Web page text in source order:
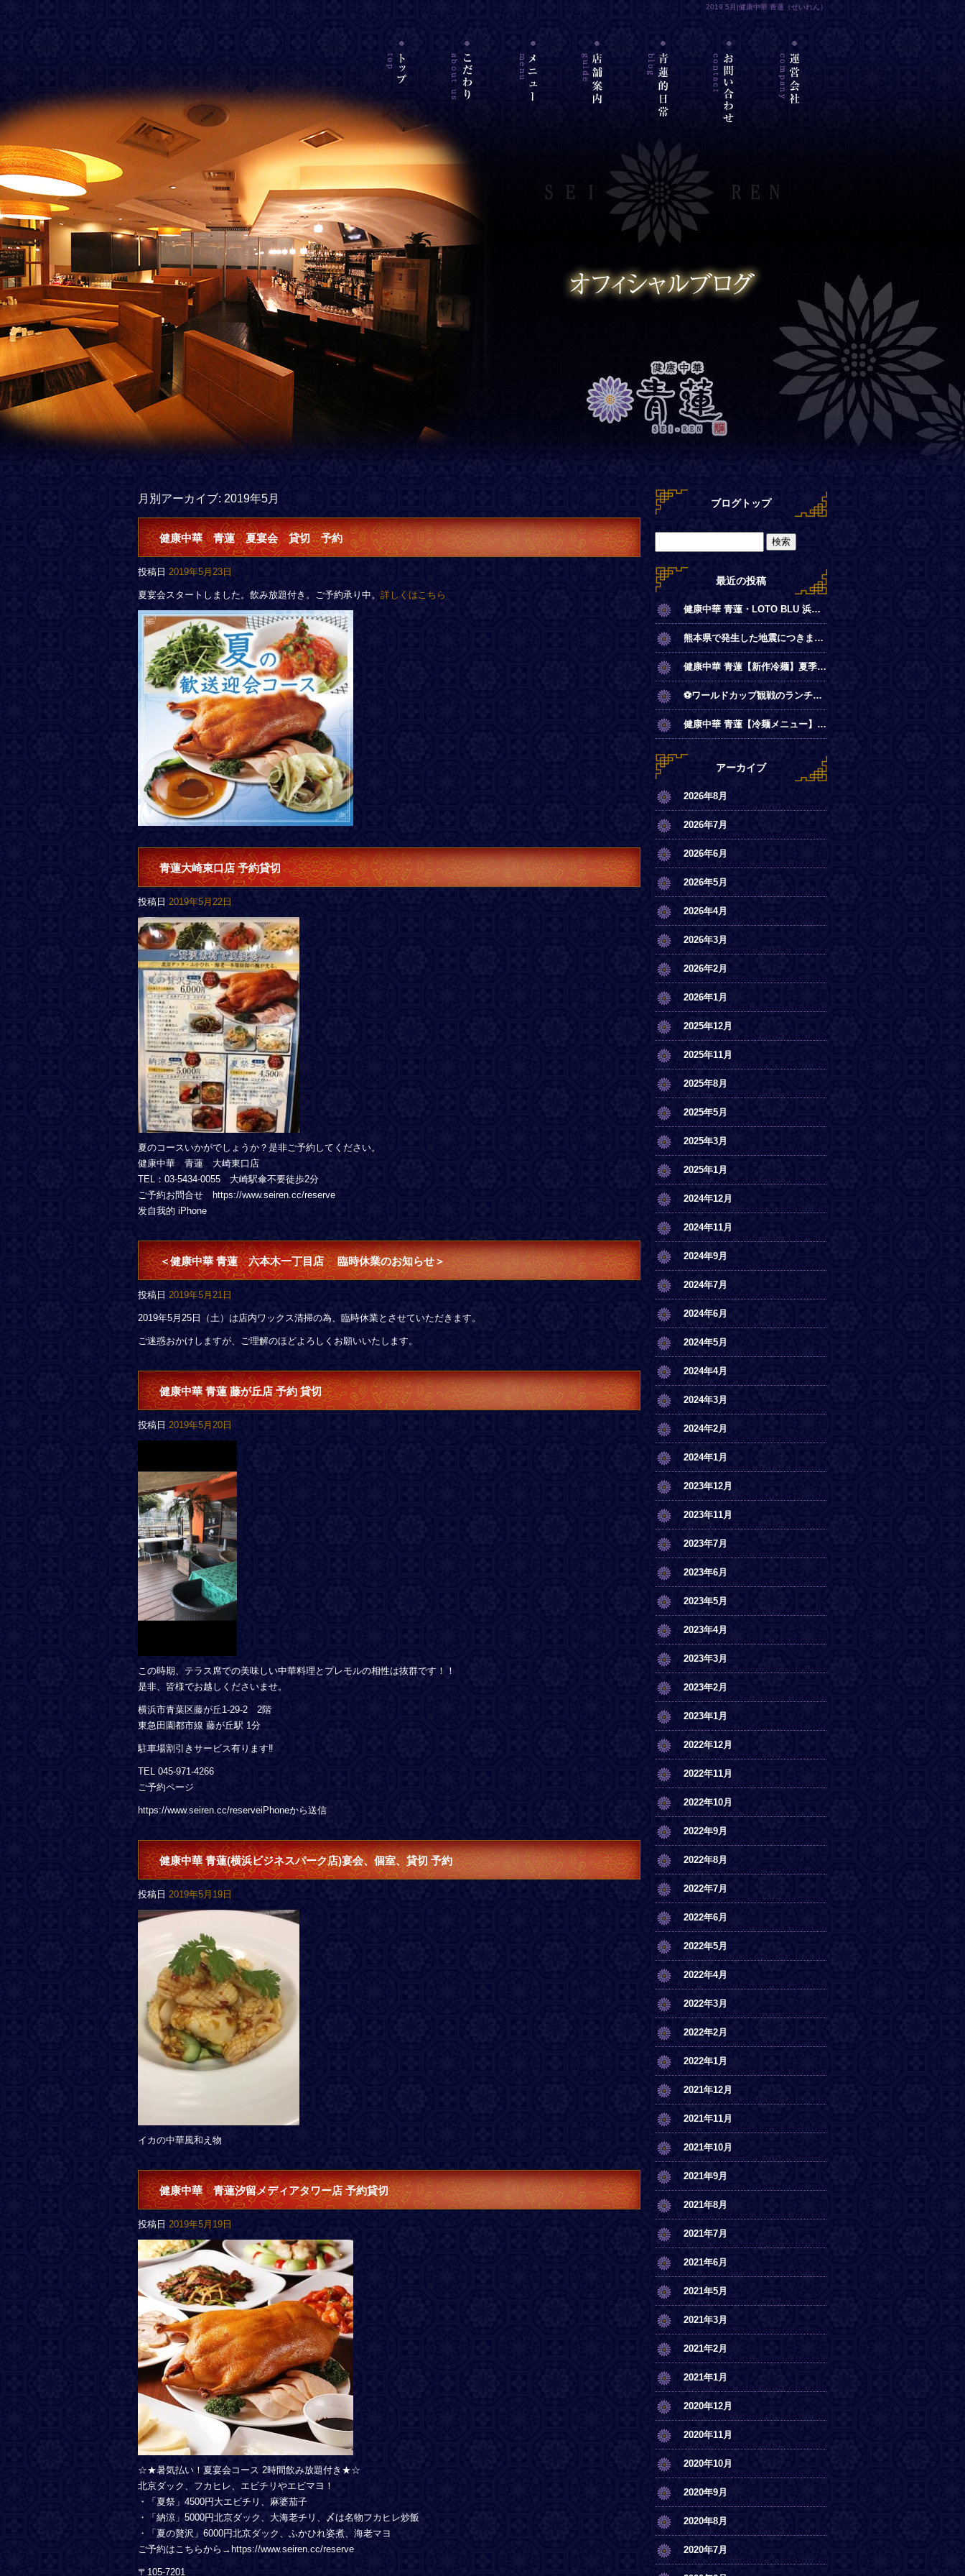
2019 5月|健康中華 青蓮（せいれん）
月別アーカイブ: 2019年5月
健康中華 青蓮 夏宴会 貸切 予約
投稿日 2019年5月23日
夏宴会スタートしました。飲み放題付き。ご予約承り中。 詳しくはこちら
青蓮大崎東口店 予約貸切
投稿日 2019年5月22日
夏のコースいかがでしょうか？是非ご予約してください。
健康中華 青蓮 大崎東口店
TEL：03-5434-0055 大崎駅傘不要徒歩2分
ご予約お問合せ https://www.seiren.cc/reserve
发自我的 iPhone
＜健康中華 青蓮 六本木一丁目店 臨時休業のお知らせ＞
投稿日 2019年5月21日
2019年5月25日（土）は店内ワックス清掃の為、臨時休業とさせていただきます。
ご迷惑おかけしますが、ご理解のほどよろしくお願いいたします。
健康中華 青蓮 藤が丘店 予約 貸切
投稿日 2019年5月20日
この時期、テラス席での美味しい中華料理とプレモルの相性は抜群です！！
是非、皆様でお越しくださいませ。
横浜市青葉区藤が丘1-29-2 2階
東急田園都市線 藤が丘駅 1分
駐車場割引きサービス有ります‼︎
TEL 045-971-4266
ご予約ページ
https://www.seiren.cc/reserveiPhoneから送信
健康中華 青蓮(横浜ビジネスパーク店)宴会、個室、貸切 予約
投稿日 2019年5月19日
イカの中華風和え物
健康中華 青蓮汐留メディアタワー店 予約貸切
投稿日 2019年5月19日
☆★暑気払い！夏宴会コース 2時間飲み放題付き★☆
北京ダック、フカヒレ、エビチリやエビマヨ！
・「夏祭」4500円大エビチリ、麻婆茄子
・「納涼」5000円北京ダック、大海老チリ、〆は名物フカヒレ炒飯
・「夏の贅沢」6000円北京ダック、ふかひれ姿煮、海老マヨ
ご予約はこちらから→https://www.seiren.cc/reserve
〒105-7201
ブログトップ
最近の投稿
健康中華 青蓮・LOTO BLU 浜離宮店【夏季営業時間のお知らせ】
熊本県で発生した地震につきまして
健康中華 青蓮【新作冷麺】夏季限定◎冷やし麻辣麺
⚽ワールドカップ観戦のランチは青蓮で！
健康中華 青蓮【冷麺メニュー】一部店舗にてスタート
アーカイブ
2026年8月
2026年7月
2026年6月
2026年5月
2026年4月
2026年3月
2026年2月
2026年1月
2025年12月
2025年11月
2025年8月
2025年5月
2025年3月
2025年1月
2024年12月
2024年11月
2024年9月
2024年7月
2024年6月
2024年5月
2024年4月
2024年3月
2024年2月
2024年1月
2023年12月
2023年11月
2023年7月
2023年6月
2023年5月
2023年4月
2023年3月
2023年2月
2023年1月
2022年12月
2022年11月
2022年10月
2022年9月
2022年8月
2022年7月
2022年6月
2022年5月
2022年4月
2022年3月
2022年2月
2022年1月
2021年12月
2021年11月
2021年10月
2021年9月
2021年8月
2021年7月
2021年6月
2021年5月
2021年3月
2021年2月
2021年1月
2020年12月
2020年11月
2020年10月
2020年9月
2020年8月
2020年7月